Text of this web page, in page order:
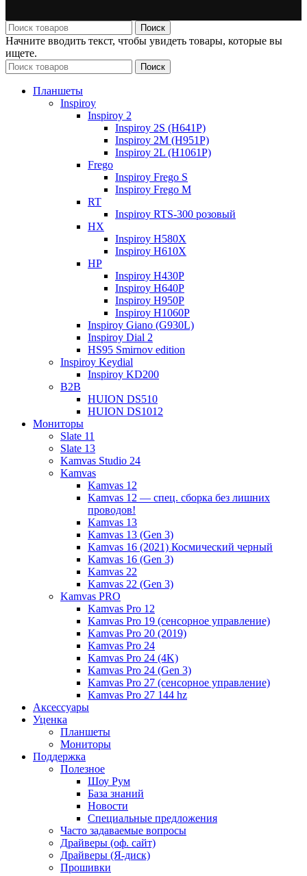
Поиск
Начните вводить текст, чтобы увидеть товары, которые вы
ищете.
Поиск
Планшеты
Inspiroy
Inspiroy 2
Inspiroy 2S (H641P)
Inspiroy 2M (H951P)
Inspiroy 2L (H1061P)
Frego
Inspiroy Frego S
Inspiroy Frego M
RT
Inspiroy RTS-300 розовый
HX
Inspiroy H580X
Inspiroy H610X
HP
Inspiroy H430P
Inspiroy H640P
Inspiroy H950P
Inspiroy H1060P
Inspiroy Giano (G930L)
Inspiroy Dial 2
HS95 Smirnov edition
Inspiroy Keydial
Inspiroy KD200
B2B
HUION DS510
HUION DS1012
Мониторы
Slate 11
Slate 13
Kamvas Studio 24
Kamvas
Kamvas 12
Kamvas 12 — спец. сборка без лишних
проводов!
Kamvas 13
Kamvas 13 (Gen 3)
Kamvas 16 (2021) Космический черный
Kamvas 16 (Gen 3)
Kamvas 22
Kamvas 22 (Gen 3)
Kamvas PRO
Kamvas Pro 12
Kamvas Pro 19 (сенсорное управление)
Kamvas Pro 20 (2019)
Kamvas Pro 24
Kamvas Pro 24 (4K)
Kamvas Pro 24 (Gen 3)
Kamvas Pro 27 (сенсорное управление)
Kamvas Pro 27 144 hz
Аксессуары
Уценка
Планшеты
Мониторы
Поддержка
Полезное
Шоу Рум
База знаний
Новости
Специальные предложения
Часто задаваемые вопросы
Драйверы (оф. сайт)
Драйверы (Я-диск)
Прошивки